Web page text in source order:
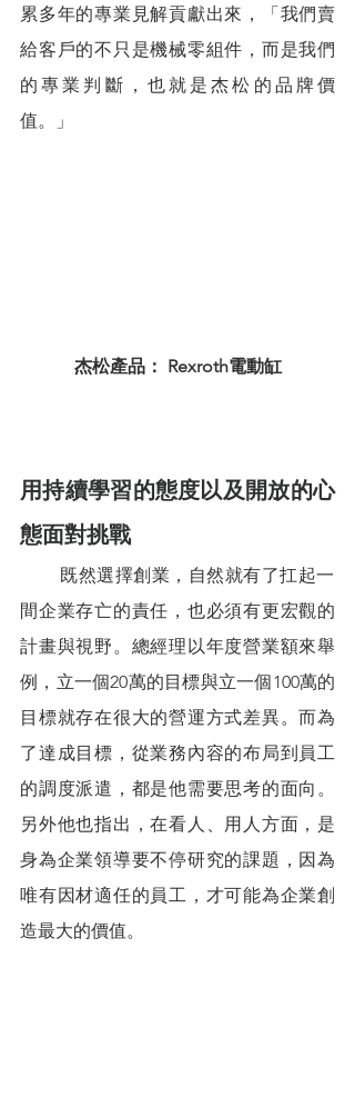
累多年的專業見解貢獻出來，「我們賣
給客戶的不只是機械零組件，而是我們
的專業判斷，也就是杰松的品牌價
值。」
杰松產品： Rexroth電動缸
用持續學習的態度以及開放的心
態面對挑戰
間企業存亡的責任，也必須有更宏觀的
計畫與視野。總經理以年度營業額來舉
例，立一個20萬的目標與立一個100萬的
目標就存在很大的營運方式差異。而為
了達成目標，從業務內容的布局到員工
的調度派遣，都是他需要思考的面向。
另外他也指出，在看人、用人方面，是
身為企業領導要不停研究的課題，因為
唯有因材適任的員工，才可能為企業創
造最大的價值。